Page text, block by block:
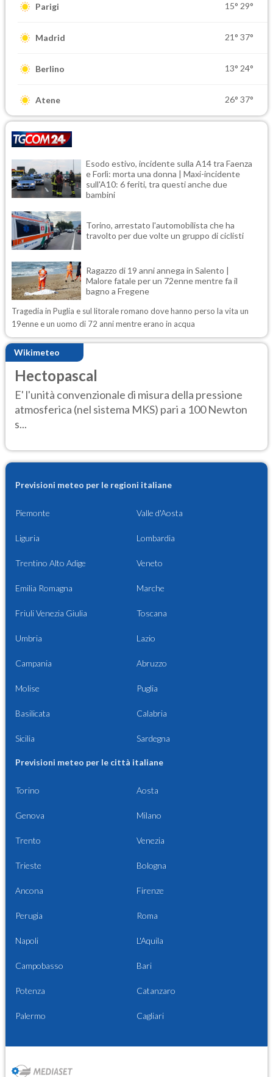
Parigi 15° 29°
Madrid 21° 37°
Berlino 13° 24°
Atene 26° 37°
Esodo estivo, incidente sulla A14 tra Faenza
e Forlì: morta una donna | Maxi-incidente
sull'A10: 6 feriti, tra questi anche due
bambini
Torino, arrestato l'automobilista che ha
travolto per due volte un gruppo di ciclisti
Ragazzo di 19 anni annega in Salento |
Malore fatale per un 72enne mentre fa il
bagno a Fregene
Tragedia in Puglia e sul litorale romano dove hanno perso la vita un
19enne e un uomo di 72 anni mentre erano in acqua
Wikimeteo
Hectopascal
E' l'unità convenzionale di misura della pressione
atmosferica (nel sistema MKS) pari a 100 Newton
s...
Previsioni meteo per le regioni italiane
Piemonte Valle d'Aosta
Liguria Lombardia
Trentino Alto Adige Veneto
Emilia Romagna Marche
Friuli Venezia Giulia Toscana
Umbria Lazio
Campania Abruzzo
Molise Puglia
Basilicata Calabria
Sicilia Sardegna
Previsioni meteo per le città italiane
Torino Aosta
Genova Milano
Trento Venezia
Trieste Bologna
Ancona Firenze
Perugia Roma
Napoli L'Aquila
Campobasso Bari
Potenza Catanzaro
Palermo Cagliari